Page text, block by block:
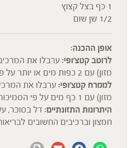
1 כף בצל קצוץ
1/2 שן שום
אופן ההכנה:
לרוטב קטצ'ופי:ערבלו את
מזון) עם 2 כפות מים או יותר על פי הסמיכות הרצויה.
לממרח קטצ'ופי:ערבלו את
מזון) עם 1 כף מים על פי הסמיכות הרצויה.
היתרונות התזונתיים: דל בסוכר,
חמצון וברכיבים החשובים